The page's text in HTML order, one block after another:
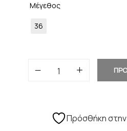
Μέγεθος
36
Πρόσθήκη